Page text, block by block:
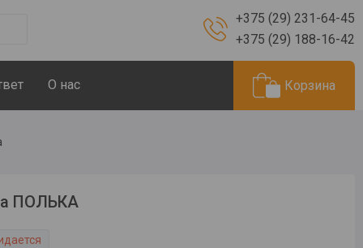
+375 (29) 231-64-45
+375 (29) 188-16-42
О нас Корзина
ПОЛЬКА